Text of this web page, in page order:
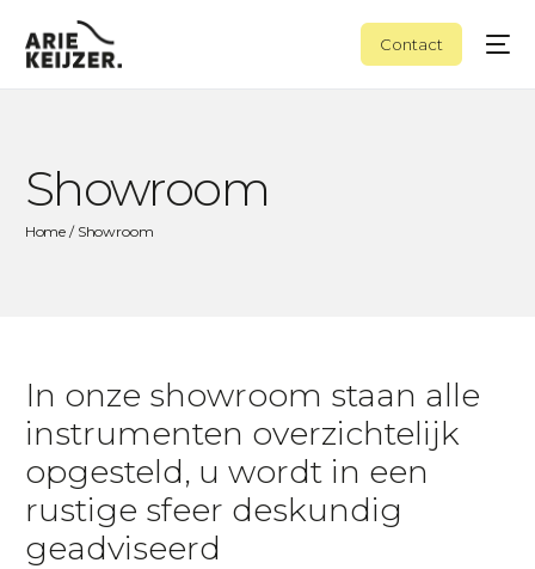
Contact
Showroom
Home / Showroom
In onze showroom staan alle
instrumenten overzichtelijk
opgesteld, u wordt in een
rustige sfeer deskundig
geadviseerd